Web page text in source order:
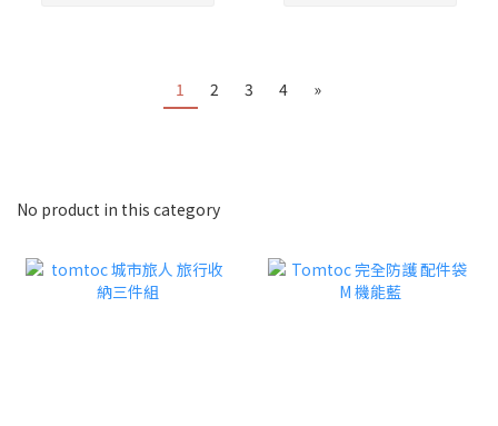
1 2 3 4 »
No product in this category